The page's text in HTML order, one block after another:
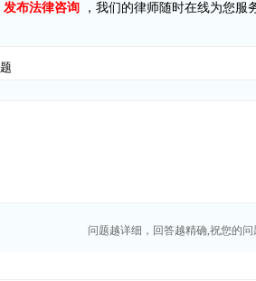
发布法律咨询 ，我们的律师随时在线为您服
问题越详细，回答越精确,祝您的